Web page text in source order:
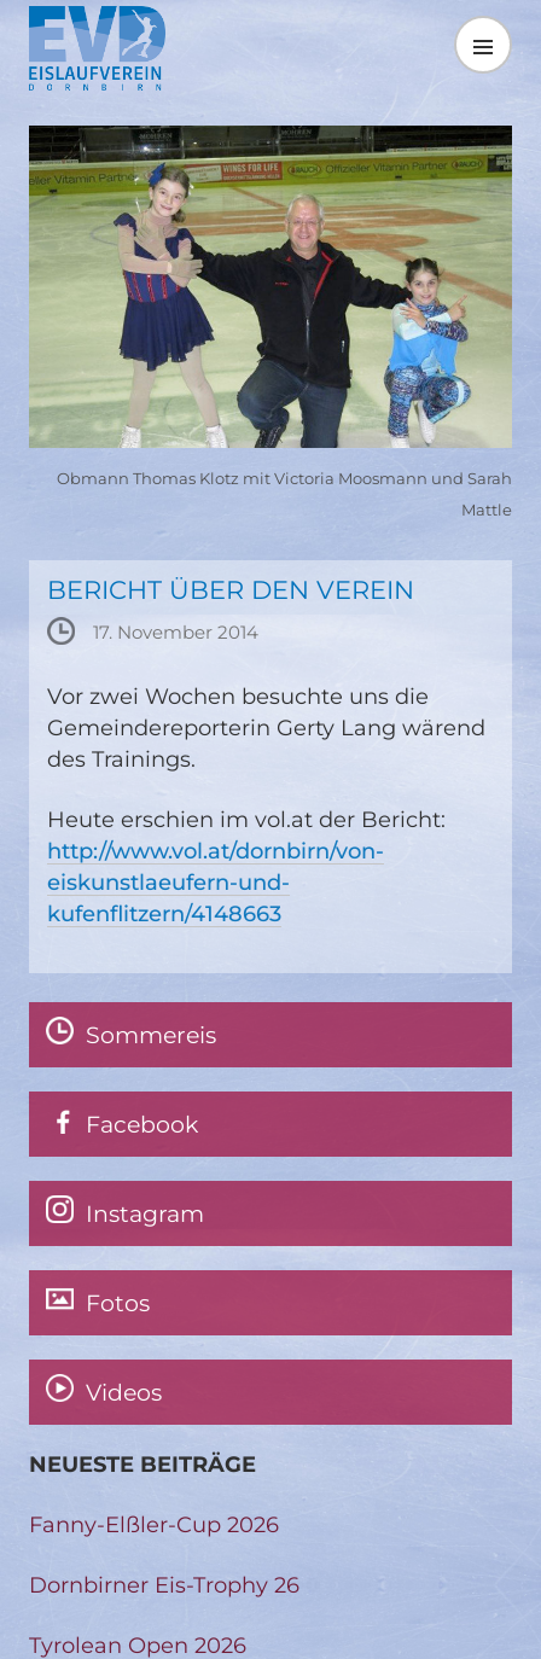
Springe
zum
Inhalt
MENÜ
Obmann Thomas Klotz mit Victoria Moosmann und Sarah
Mattle
BERICHT ÜBER DEN VEREIN
17. November 2014
Vor zwei Wochen besuchte uns die
Gemeindereporterin Gerty Lang wärend
des Trainings.
Heute erschien im vol.at der Bericht:
http://www.vol.at/dornbirn/von-
eiskunstlaeufern-und-
kufenflitzern/4148663
Sommereis
Facebook
Instagram
Fotos
Videos
NEUESTE BEITRÄGE
Fanny-Elßler-Cup 2026
Dornbirner Eis-Trophy 26
Tyrolean Open 2026